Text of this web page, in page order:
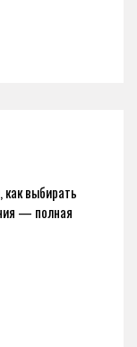
как выбирать
— полная